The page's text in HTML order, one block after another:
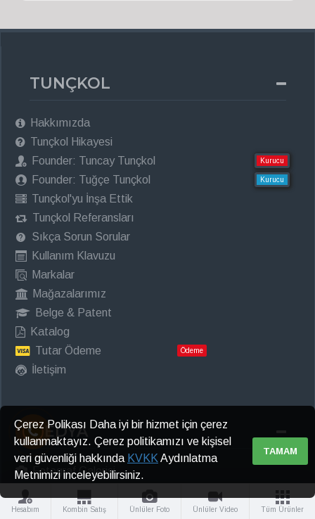
TUNÇKOL
Hakkımızda
Tunçkol Hikayesi
Founder: Tuncay Tunçkol
Kurucu
Founder: Tuğçe Tunçkol Kurucu
Tunçkol'yu İnşa Ettik
Tunçkol Referansları
Sıkça Sorun Sorular
Kullanım Klavuzu
Markalar
Mağazalarımız
Belge & Patent
Katalog
Tutar Ödeme
Ödeme
İletişim
MEDYA
Fotograf Galerisi
Sizden Gelen Resimler
Hesabım Kombin Satış Ünlüler Foto Ünlüler Video Tüm Ürünler
TAMAM
Çerez Polikası Daha iyi bir hizmet için çerez
kullanmaktayız. Çerez politikamızı ve kişisel
veri güvenliği hakkında KVKK Aydınlatma
Metnimizi inceleyebilirsiniz.